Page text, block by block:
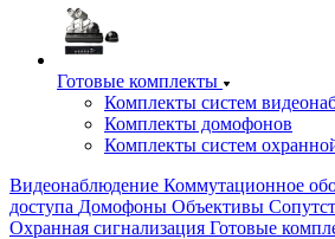
Готовые комплекты
Комплекты систем
Комплекты домофонов
Комплекты систем
Видеонаблюдение Коммутационное
доступа Домофоны Объективы
Охранная сигнализация Готовые